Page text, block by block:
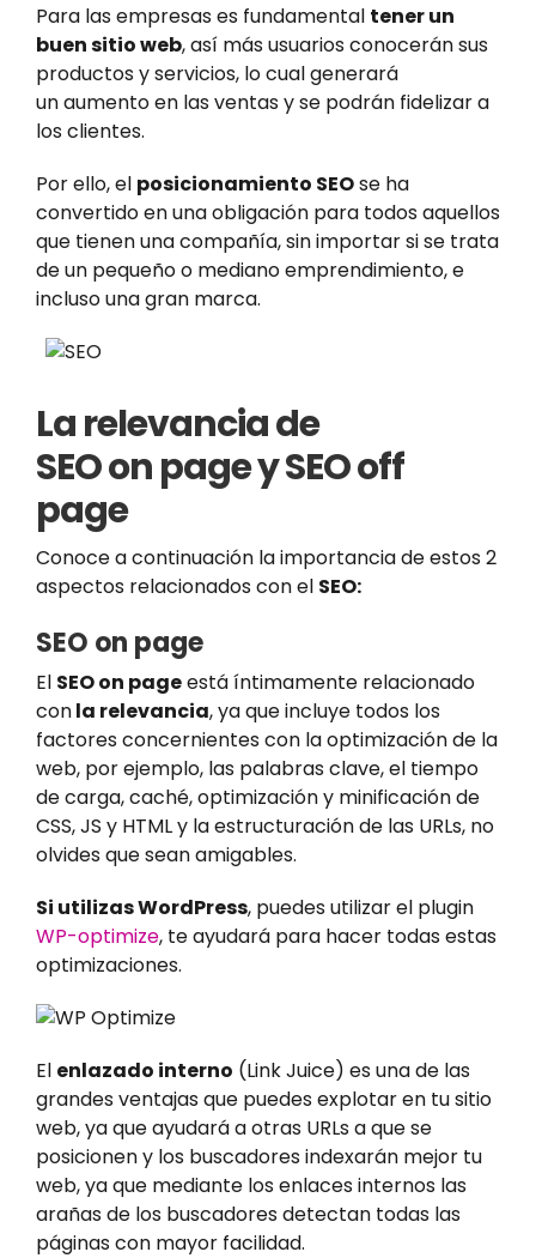
Para las empresas es fundamental tener un
buen sitio web, así más usuarios conocerán sus
productos y servicios, lo cual generará
un aumento en las ventas y se podrán fidelizar a
los clientes.
Por ello, el posicionamiento SEOse ha
convertido en una obligación para todos aquellos
que tienen una compañía, sin importar si se trata
de un pequeño o mediano emprendimiento, e
incluso una gran marca.
La relevancia de
SEO on page y SEO off
page
Conoce a continuación la importancia de estos 2
aspectos relacionados con el SEO:
SEO on page
El SEO on pageestá íntimamente relacionado
conla relevancia, ya que incluye todos los
factores concernientes con la optimización de la
web, por ejemplo, las palabras clave, el tiempo
de carga, caché, optimización y minificación de
CSS, JS y HTML y la estructuración de las URLs, no
olvides que sean amigables.
Si utilizas WordPress, puedes utilizar el plugin
WP-optimize, te ayudará para hacer todas estas
optimizaciones.
El enlazado interno (Link Juice) es una de las
grandes ventajas que puedes explotar en tu sitio
web, ya que ayudará a otras URLs a que se
posicionen y los buscadores indexarán mejor tu
web, ya que mediante los enlaces internos las
arañas de los buscadores detectan todas las
páginas con mayor facilidad.